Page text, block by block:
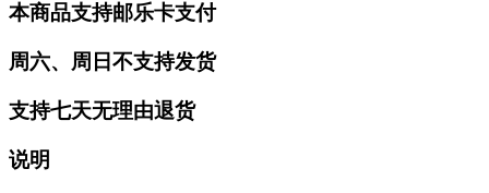
本商品支持邮乐卡支付
周六、周日不支持发货
支持七天无理由退货
说明